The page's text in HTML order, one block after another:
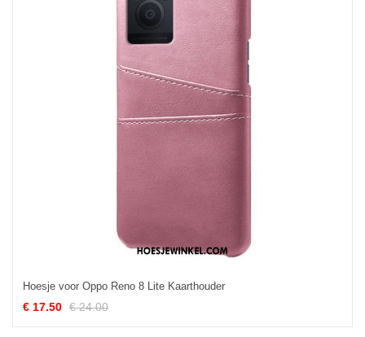
Hoesje voor Oppo Reno 8 Lite Kaarthouder
€ 17.50 € 24.00